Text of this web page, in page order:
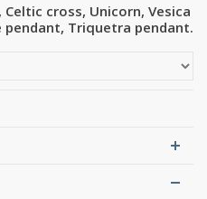
cross, Unicorn, Vesica
pendant, Triquetra pendant.